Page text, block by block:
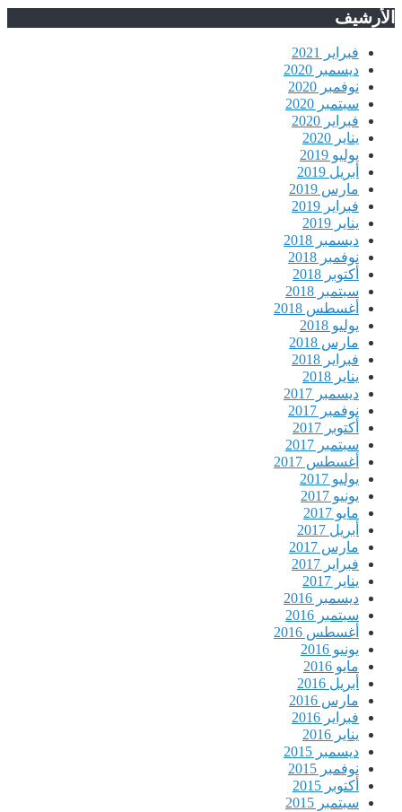
الأرشيف
فبراير 2021
ديسمبر 2020
نوفمبر 2020
سبتمبر 2020
فبراير 2020
يناير 2020
يوليو 2019
أبريل 2019
مارس 2019
فبراير 2019
يناير 2019
ديسمبر 2018
نوفمبر 2018
أكتوبر 2018
سبتمبر 2018
أغسطس 2018
يوليو 2018
مارس 2018
فبراير 2018
يناير 2018
ديسمبر 2017
نوفمبر 2017
أكتوبر 2017
سبتمبر 2017
أغسطس 2017
يوليو 2017
يونيو 2017
مايو 2017
أبريل 2017
مارس 2017
فبراير 2017
يناير 2017
ديسمبر 2016
سبتمبر 2016
أغسطس 2016
يونيو 2016
مايو 2016
أبريل 2016
مارس 2016
فبراير 2016
يناير 2016
ديسمبر 2015
نوفمبر 2015
أكتوبر 2015
سبتمبر 2015